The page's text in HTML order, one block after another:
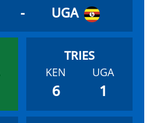
- UGA
KEN UGA
6 1